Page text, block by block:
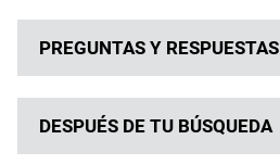
PREGUNTAS Y RESPUESTAS
DESPUÉS DE TU BÚSQUEDA